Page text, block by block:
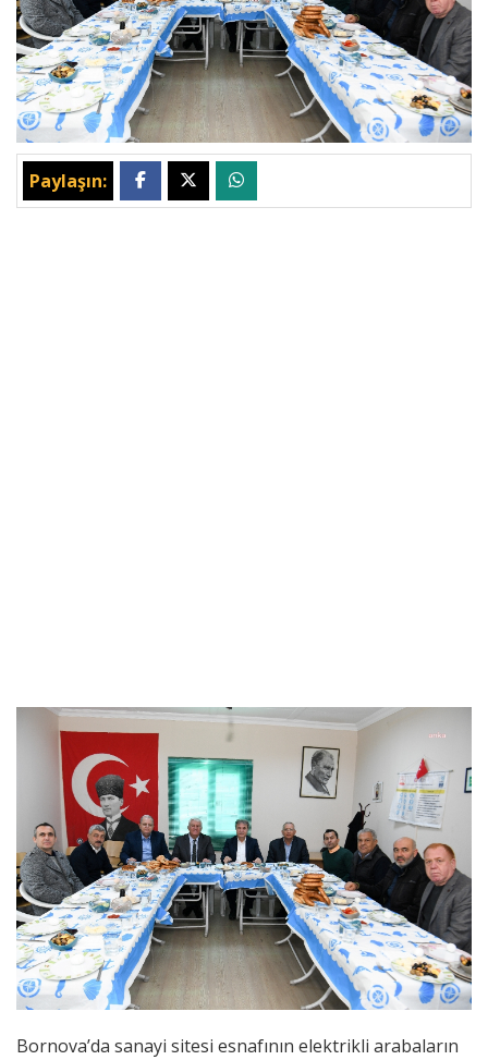
Paylaşın:
Bornova’da sanayi sitesi esnafının elektrikli arabaların